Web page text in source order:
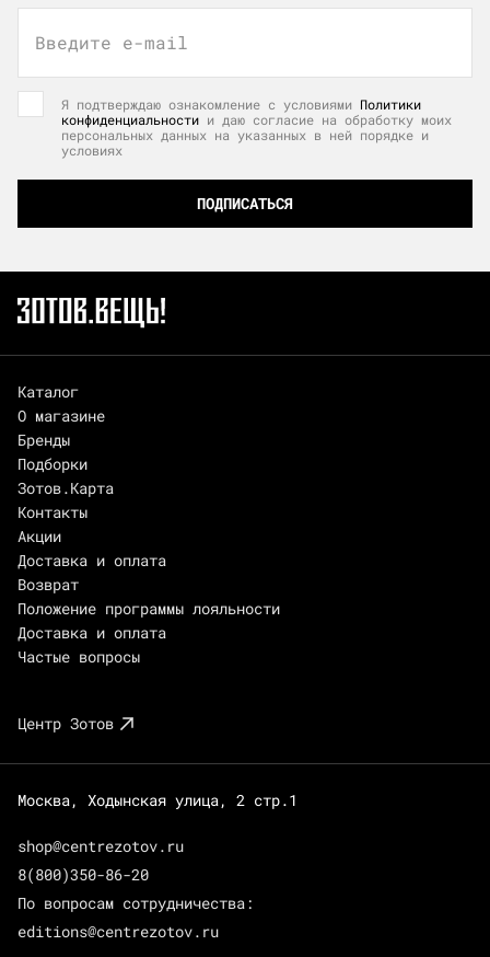
Введите e-mail
Я подтверждаю ознакомление с условиями Политики
конфиденциальности и даю согласие на обработку моих
персональных данных на указанных в ней порядке и
условиях
ПОДПИСАТЬСЯ
Каталог
О магазине
Бренды
Подборки
Зотов.Карта
Контакты
Акции
Доставка и оплата
Возврат
Положение программы лояльности
Доставка и оплата
Частые вопросы
Центр Зотов
Москва, Ходынская улица, 2 стр.1
shop@centrezotov.ru
8(800)350-86-20
По вопросам сотрудничества:
editions@centrezotov.ru